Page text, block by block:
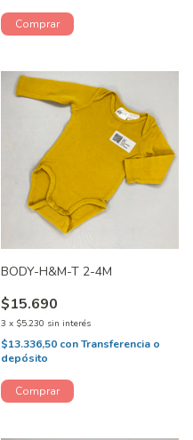
BODY-H&M-T 2-4M
$15.690
3 x $5.230 sin interés
$13.336,50 conTransferencia o
depósito